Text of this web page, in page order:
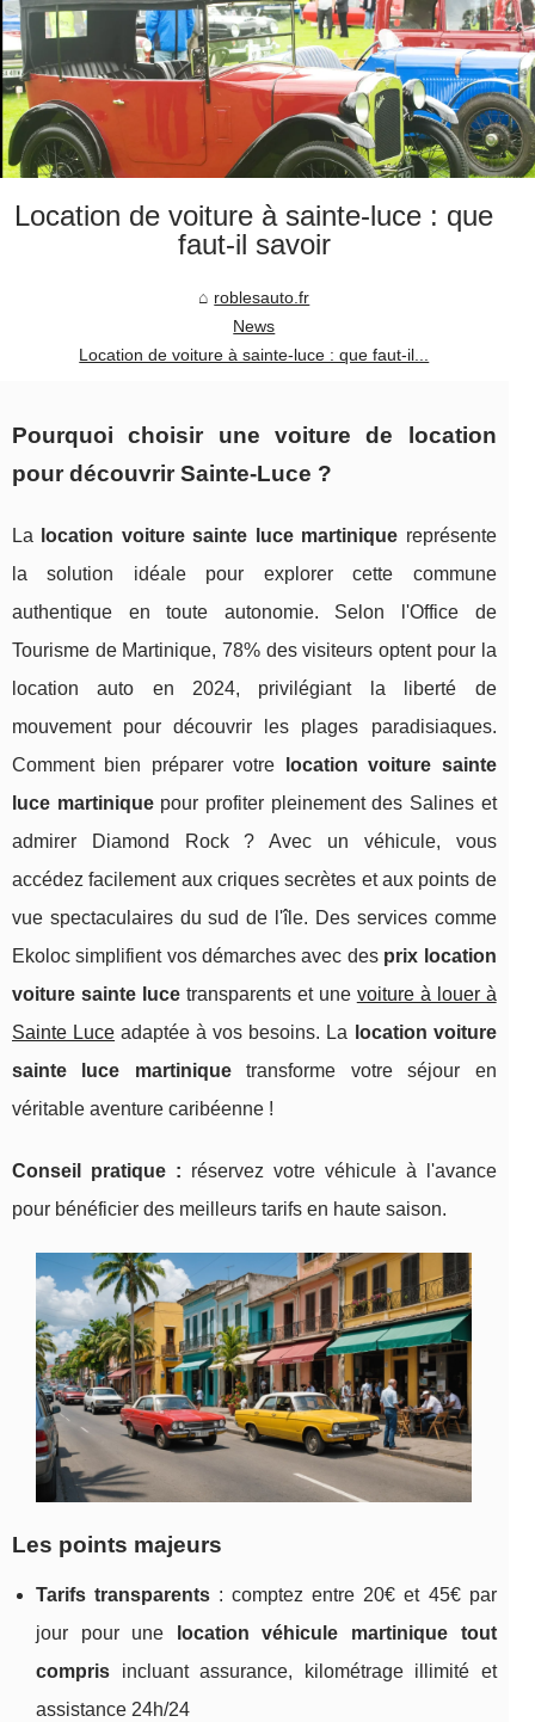
Location de voiture à sainte-luce : que
faut-il savoir
roblesauto.fr
News
Location de voiture à sainte-luce : que faut-il...
Pourquoi choisir une voiture de location
pour découvrir Sainte-Luce ?
La location voiture sainte luce martinique représente
la solution idéale pour explorer cette commune
authentique en toute autonomie. Selon l'Office de
Tourisme de Martinique, 78% des visiteurs optent pour la
location auto en 2024, privilégiant la liberté de
mouvement pour découvrir les plages paradisiaques.
Comment bien préparer votre
location voiture sainte
luce martiniquepour profiter pleinement des Salines et
admirer Diamond Rock ? Avec un véhicule, vous
accédez facilement aux criques secrètes et aux points de
vue spectaculaires du sud de l'île. Des services comme
Ekoloc simplifient vos démarches avec des prix location
voiture sainte lucetransparents et une voiture à louer à
Sainte Luce adaptée à vos besoins. La
location voiture
sainte luce martiniquetransforme votre séjour en
véritable aventure caribéenne !
Conseil pratique : réservez votre véhicule à l'avance
pour bénéficier des meilleurs tarifs en haute saison.
Les points majeurs
Tarifs transparents : comptez entre 20€ et 45€ par
jour pour une
location véhicule martinique tout
compris incluant assurance, kilométrage illimité et
assistance 24h/24